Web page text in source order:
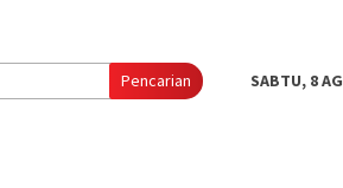
Pencarian
SABTU, 8